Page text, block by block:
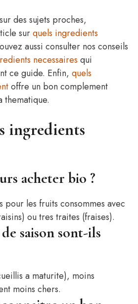
des sujets proches,
surquels ingredients
aussi consulter nos conseils
necessaires qui
ce guide. Enfin, quels
offre un bon complement
ingredients
acheter bio ?
pour les fruits consommes avec
ou tres traites (fraises).
saison sont-ils
a maturite), moins
moins chers.